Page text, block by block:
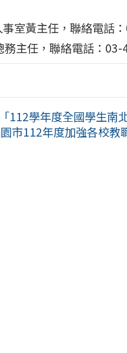
室黃主任，聯絡電話
主任，聯絡電話：03-
112學年度全國學生南
市112年度加強各校教